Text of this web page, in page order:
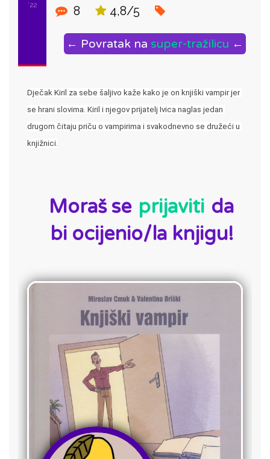
'22
8 4,8/5
← Povratak na super-tražilicu ←
Dječak Kiril za sebe šaljivo kaže kako je on knjiški vampir jer
se hrani slovima. Kiril i njegov prijatelj Ivica naglas jedan
drugom čitaju priču o vampirima i svakodnevno se družeći u
knjižnici.
Moraš se prijaviti da
bi ocijenio/la knjigu!